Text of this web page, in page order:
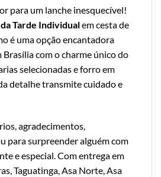
para um lanche inesquecível!
Tarde Individualem cesta de
é uma opção encantadora
Brasília com o charme único do
selecionadas e forro em
detalhe transmite cuidado e
agradecimentos,
para surpreender alguém com
e especial. Com entrega em
Taguatinga, Asa Norte, Asa